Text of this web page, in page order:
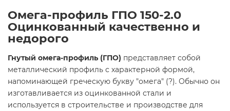
Омега-профиль ГПО 150-2.0
Оцинкованный качественно и
недорого
Гнутый омега-профиль (ГПО) представляет собой
металлический профиль с характерной формой,
напоминающей греческую букву "омега" (?). Обычно он
изготавливается из оцинкованной стали и
используется в строительстве и производстве для